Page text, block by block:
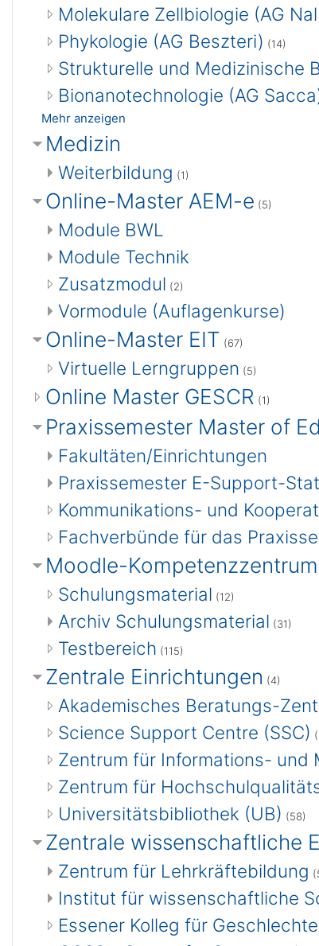
Molekulare Zellbiologie (AG
Phykologie (AG Beszteri) (14)
Strukturelle und Medizinische
Bionanotechnologie (AG
Mehr anzeigen
Medizin
Weiterbildung (1)
Online-Master AEM-e (5)
Module BWL
Module Technik
Zusatzmodul (2)
Vormodule (Auflagenkurse)
Online-Master EIT (67)
Virtuelle Lerngruppen (5)
Online Master GESCR (1)
Praxissemester Master of
Fakultäten/Einrichtungen
Praxissemester E-Support-
Kommunikations- und
Fachverbünde für das
Moodle-Kompetenzzentrum
Schulungsmaterial (12)
Archiv Schulungsmaterial (31)
Testbereich (115)
Zentrale Einrichtungen (4)
Akademisches Beratungs-
Science Support Centre (SSC)
Zentrum für Informations- und
Zentrum für
Universitätsbibliothek (UB) (58)
Zentrale wissenschaftliche
Zentrum für Lehrkräftebildung
Institut für wissenschaftliche
Essener Kolleg für